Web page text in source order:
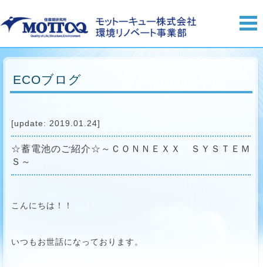
ECOブログ
[update: 2019.01.24]
☆蓄電池のご紹介☆～ＣＯＮＮＥＸＸ ＳＹＳＴＥＭ
Ｓ～
こんにちは！！
いつもお世話になっております。